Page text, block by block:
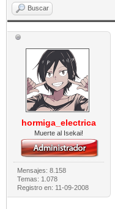
Buscar
hormiga_electrica
Muerte al Isekai!
Mensajes: 8.158
Temas: 1.078
Registro en: 11-09-2008